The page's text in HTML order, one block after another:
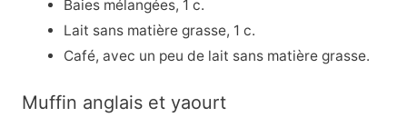
Baies mélangées, 1 c.
Lait sans matière grasse, 1 c.
Café, avec un peu de lait sans matière grasse.
Muffin anglais et yaourt